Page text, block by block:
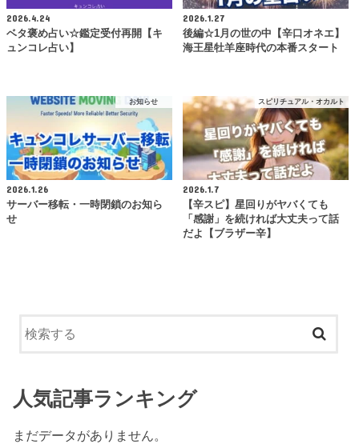
2026.4.24
ベタ褒め占い☆鑑定受付再開【キ
ュンコレ占い】
2026.1.27
後編☆1月の世の中【辛口オネエ】
海王星牡羊座時代の本番スタート
お知らせ
2026.1.26
サーバー移転・一時閉鎖のお知ら
せ
スピリチュアル・オカルト
2026.1.7
【辛スピ】星回りがヤバくても
「感謝」を続ければ大丈夫って話
だよ【ブラザー辛】
人気記事ランキング
まだデータがありません。